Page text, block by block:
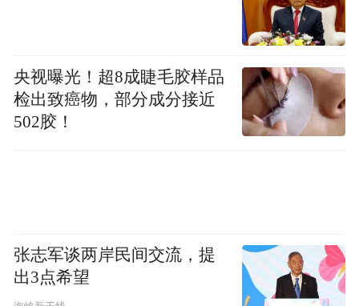
第二单元“紫禁城中的法国风景”，分为“礼品
和定制”“交汇与新创”两个章节。清代宫廷收
藏中，来自法国的物品种类丰富，或来自两
央视曝光！超8成睫毛胶样品
检出致癌物，部分成分接近
502胶！
张志军谈两岸民间交流，提
出3点希望